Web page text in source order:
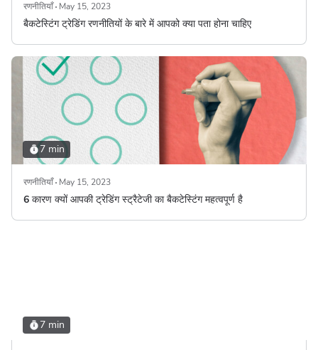
रणनीतियाँ May 15, 2023
बैकटेस्टिंग ट्रेडिंग रणनीतियों के बारे में आपको क्या पता होना चाहिए
7 min
रणनीतियाँ May 15, 2023
6 कारण क्यों आपकी ट्रेडिंग स्ट्रैटेजी का बैकटेस्टिंग महत्वपूर्ण है
7 min